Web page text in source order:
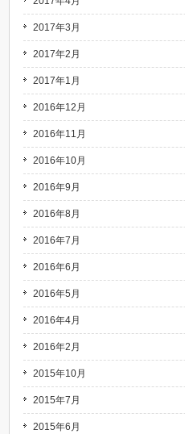
2017年3月
2017年2月
2017年1月
2016年12月
2016年11月
2016年10月
2016年9月
2016年8月
2016年7月
2016年6月
2016年5月
2016年4月
2016年2月
2015年10月
2015年7月
2015年6月